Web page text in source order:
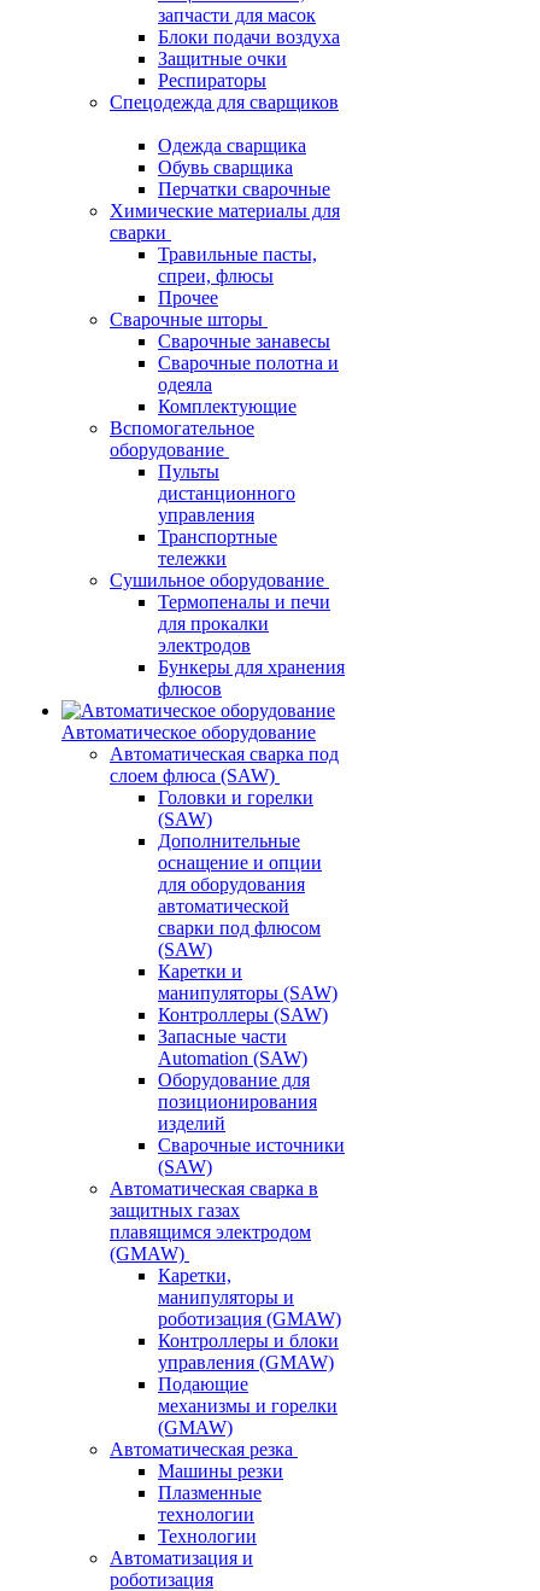
запчасти для масок
Блоки подачи воздуха
Защитные очки
Респираторы
Спецодежда для сварщиков
Одежда сварщика
Обувь сварщика
Перчатки сварочные
Химические материалы для
сварки
Травильные пасты,
спреи, флюсы
Прочее
Сварочные шторы
Сварочные занавесы
Сварочные полотна и
одеяла
Комплектующие
Вспомогательное
оборудование
Пульты
дистанционного
управления
Транспортные
тележки
Сушильное оборудование
Термопеналы и печи
для прокалки
электродов
Бункеры для хранения
флюсов
Автоматическое оборудование
Автоматическая сварка под
слоем флюса (SAW)
Головки и горелки
(SAW)
Дополнительные
оснащение и опции
для оборудования
автоматической
сварки под флюсом
(SAW)
Каретки и
манипуляторы (SAW)
Контроллеры (SAW)
Запасные части
Automation (SAW)
Оборудование для
позиционирования
изделий
Сварочные источники
(SAW)
Автоматическая сварка в
защитных газах
плавящимся электродом
(GMAW)
Каретки,
манипуляторы и
роботизация (GMAW)
Контроллеры и блоки
управления (GMAW)
Подающие
механизмы и горелки
(GMAW)
Автоматическая резка
Машины резки
Плазменные
технологии
Технологии
Автоматизация и
роботизация